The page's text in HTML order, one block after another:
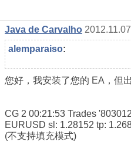
Java de Carvalho
alemparaiso:
您好，我安装了您的 EA，但
CG 2 00:21:53 Trades
EURUSD sl: 1.28152 tp:
(不支持填充模式)